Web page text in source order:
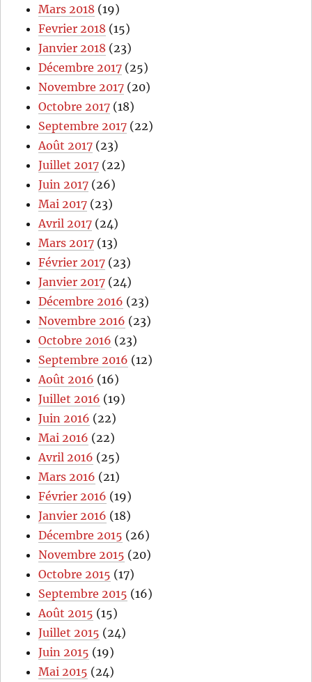
Mars 2018 (19)
Fevrier 2018 (15)
Janvier 2018 (23)
Décembre 2017 (25)
Novembre 2017 (20)
Octobre 2017 (18)
Septembre 2017 (22)
Août 2017 (23)
Juillet 2017 (22)
Juin 2017 (26)
Mai 2017 (23)
Avril 2017 (24)
Mars 2017 (13)
Février 2017 (23)
Janvier 2017 (24)
Décembre 2016 (23)
Novembre 2016 (23)
Octobre 2016 (23)
Septembre 2016 (12)
Août 2016 (16)
Juillet 2016 (19)
Juin 2016 (22)
Mai 2016 (22)
Avril 2016 (25)
Mars 2016 (21)
Février 2016 (19)
Janvier 2016 (18)
Décembre 2015 (26)
Novembre 2015 (20)
Octobre 2015 (17)
Septembre 2015 (16)
Août 2015 (15)
Juillet 2015 (24)
Juin 2015 (19)
Mai 2015 (24)